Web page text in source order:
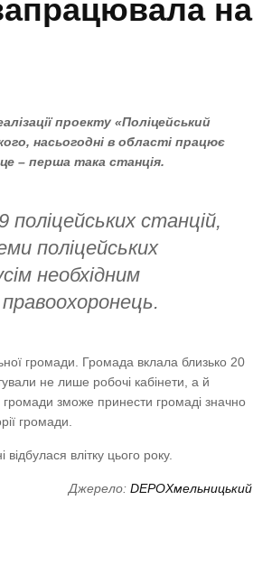
на
проекту «Поліцейський
насьогодні в області працює
– перша така станція.
поліцейських станцій,
поліцейських
необхідним
громади. Громада вклала близько 20
не лише робочі кабінети, а й
зможе принести громаді значно
громади.
влітку цього року.
Джерело:DEPOХмельницький